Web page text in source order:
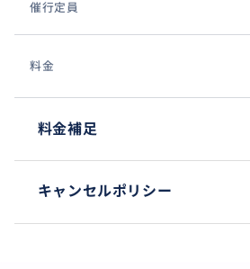
催行定員
料金
料金補足
キャンセルポリシー